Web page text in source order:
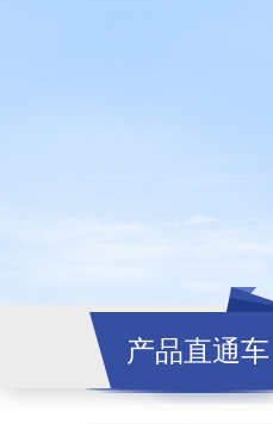
产品直通车